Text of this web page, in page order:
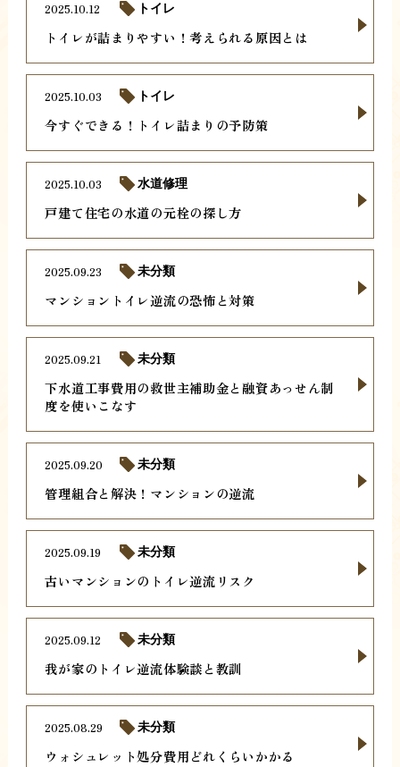
トイレが詰まりやすい！考えられる原因とは
2025.10.12 トイレ
今すぐできる！トイレ詰まりの予防策
2025.10.03 トイレ
戸建て住宅の水道の元栓の探し方
2025.10.03 水道修理
マンショントイレ逆流の恐怖と対策
2025.09.23 未分類
下水道工事費用の救世主補助金と融資あっせん制
度を使いこなす
2025.09.21 未分類
管理組合と解決！マンションの逆流
2025.09.20 未分類
古いマンションのトイレ逆流リスク
2025.09.19 未分類
我が家のトイレ逆流体験談と教訓
2025.09.12 未分類
ウォシュレット処分費用どれくらいかかる
2025.08.29 未分類